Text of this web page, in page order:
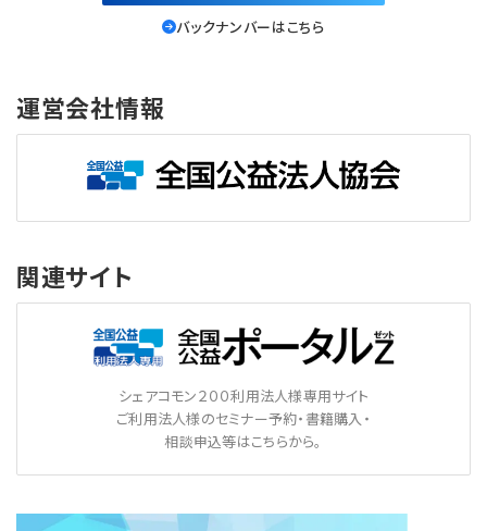
バックナンバーはこちら
運営会社情報
関連サイト
シェアコモン２００利用法人様専用サイト
ご利用法人様のセミナー予約・書籍購入・
相談申込等はこちらから。